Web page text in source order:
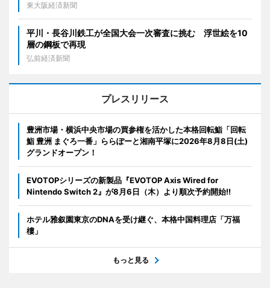
東大阪経済新聞
平川・長谷川鉄工が全国大会一次審査に挑む 浮世絵を10
層の鋼板で再現
弘前経済新聞
プレスリリース
豊洲市場・横浜中央市場の買参権を活かした本格回転鮨「回転
鮨 豊洲 まぐろ一番」ららぽーと湘南平塚に2026年8月8日(土)
グランドオープン！
EVOTOPシリーズの新製品『EVOTOP Axis Wired for
Nintendo Switch 2』が8月6日（木）より順次予約開始!!
ホテル雅叙園東京のDNAを受け継ぐ、本格中国料理店「万福
樓」
もっと見る